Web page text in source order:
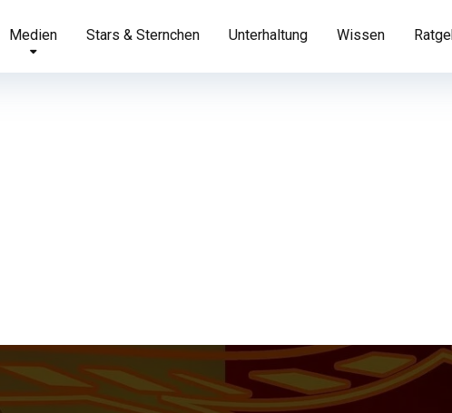
Medien Stars & Sternchen Unterhaltung Wissen